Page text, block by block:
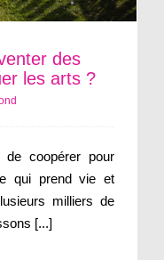
des
les arts ?
coopérer pour
qui prend vie et
milliers de
[...]